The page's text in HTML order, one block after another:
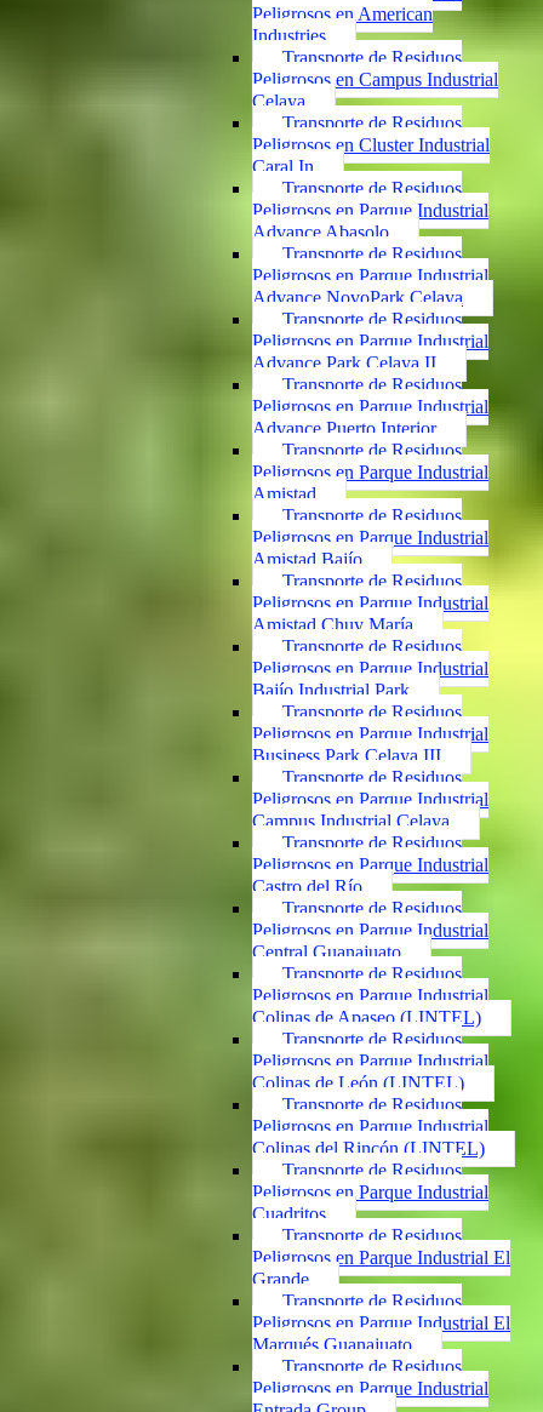
Peligrosos en American
Industries
Transporte de Residuos
Peligrosos en Campus Industrial
Celaya
Transporte de Residuos
Peligrosos en Cluster Industrial
Caral In
Transporte de Residuos
Peligrosos en Parque Industrial
Advance Abasolo
Transporte de Residuos
Peligrosos en Parque Industrial
Advance NovoPark Celaya
Transporte de Residuos
Peligrosos en Parque Industrial
Advance Park Celaya II
Transporte de Residuos
Peligrosos en Parque Industrial
Advance Puerto Interior
Transporte de Residuos
Peligrosos en Parque Industrial
Amistad
Transporte de Residuos
Peligrosos en Parque Industrial
Amistad Bajío
Transporte de Residuos
Peligrosos en Parque Industrial
Amistad Chuy María
Transporte de Residuos
Peligrosos en Parque Industrial
Bajío Industrial Park
Transporte de Residuos
Peligrosos en Parque Industrial
Business Park Celaya III
Transporte de Residuos
Peligrosos en Parque Industrial
Campus Industrial Celaya
Transporte de Residuos
Peligrosos en Parque Industrial
Castro del Río
Transporte de Residuos
Peligrosos en Parque Industrial
Central Guanajuato
Transporte de Residuos
Peligrosos en Parque Industrial
Colinas de Apaseo (LINTEL)
Transporte de Residuos
Peligrosos en Parque Industrial
Colinas de León (LINTEL)
Transporte de Residuos
Peligrosos en Parque Industrial
Colinas del Rincón (LINTEL)
Transporte de Residuos
Peligrosos en Parque Industrial
Cuadritos
Transporte de Residuos
Peligrosos en Parque Industrial El
Grande
Transporte de Residuos
Peligrosos en Parque Industrial El
Marqués Guanajuato
Transporte de Residuos
Peligrosos en Parque Industrial